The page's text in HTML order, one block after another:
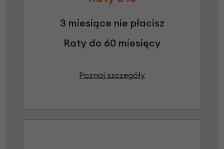
3 miesiące nie płacisz
Raty do 60 miesięcy
Poznaj szczegóły